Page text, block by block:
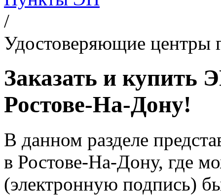
/
Удостоверяющие центры
Заказать и купить
Ростове-На-Дону!
В данном разделе
в Ростове-На-Дону, где
(электронную подпись)